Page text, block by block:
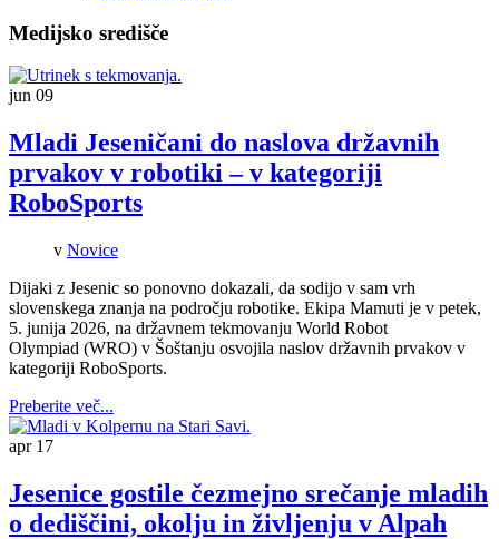
Medijsko središče
jun 09
Mladi Jeseničani do naslova državnih
prvakov v robotiki – v kategoriji
RoboSports
v Novice
Dijaki z Jesenic so ponovno dokazali, da sodijo v sam vrh
slovenskega znanja na področju robotike. Ekipa Mamuti je v petek,
5. junija 2026, na državnem tekmovanju World Robot
Olympiad (WRO) v Šoštanju osvojila naslov državnih prvakov v
kategoriji RoboSports.
Preberite več...
apr 17
Jesenice gostile čezmejno srečanje mladih
o dediščini, okolju in življenju v Alpah